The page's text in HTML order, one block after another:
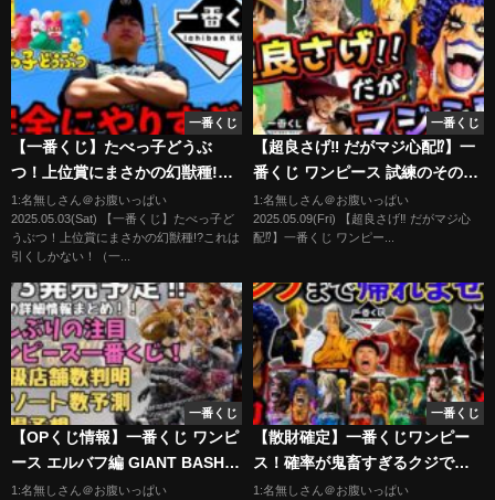
一番くじ
【一番くじ】たべっ子どうぶ
つ！上位賞にまさかの幻獣種!?
これは引くしかない！（一番く
じ、一番賞、たべっ子どうぶ
つ）
1:名無しさん＠お腹いっぱい
2025.05.03(Sat) 【一番くじ】たべっ子ど
うぶつ！上位賞にまさかの幻獣種!?これは
引くしかない！（一...
一番くじ
【超良さげ‼︎ だがマジ心配⁉︎】一
番くじ ワンピース 試練のその先
へ 最新画像チェック & 過去作
MASTERLISE徹底分析‼︎ ルフィ
ゾロ サンジ ミホーク イワンコフ
1:名無しさん＠お腹いっぱい
2025.05.09(Fri) 【超良さげ‼︎ だがマジ心
配⁉︎】一番くじ ワンピー...
一番くじ
【OPくじ情報】一番くじ ワンピ
ース エルバフ編 GIANT BASH!!
Vol 1！！くじの詳細情報まと
1:名無しさん＠お腹いっぱい
一番くじ
【散財確定】一番くじワンピー
ス！確率が鬼畜すぎるクジで地
獄を見ました。（一番くじ、ワ
1:名無しさん＠お腹いっぱい